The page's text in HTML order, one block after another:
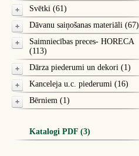
Svētki (61)
Dāvanu saiņošanas materiāli (67)
Saimniecības preces- HORECA
(113)
Dārza piederumi un dekori (1)
Kanceleja u.c. piederumi (16)
Bērniem (1)
Katalogi PDF (3)